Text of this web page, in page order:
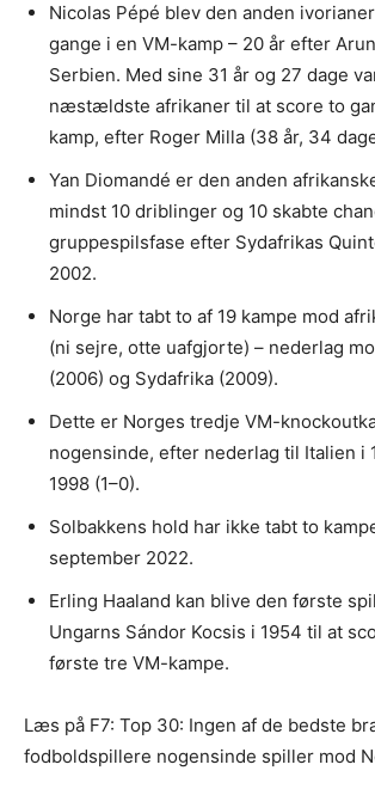
Nicolas Pépé blev den anden
gange i en VM-kamp – 20 år efter
Serbien. Med sine 31 år og 27 dage
næstældste afrikaner til at score to
kamp, efter Roger Milla (38 år, 34
Yan Diomandé er den anden
mindst 10 driblinger og 10 skabte
gruppespilsfase efter Sydafrikas
2002.
Norge har tabt to af 19 kampe mod
(ni sejre, otte uafgjorte) – nederlag
(2006) og Sydafrika (2009).
Dette er Norges tredje VM-
nogensinde, efter nederlag til Italien i
1998 (1–0).
Solbakkens hold har ikke tabt to
september 2022.
Erling Haaland kan blive den første
Ungarns Sándor Kocsis i 1954 til at
første tre VM-kampe.
Læs på F7: Top 30: Ingen af de bedste
fodboldspillere nogensinde spiller mod